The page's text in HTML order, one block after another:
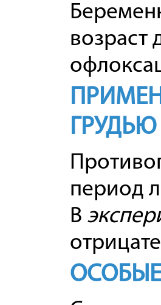
возраст
ГРУДЬЮ
период
В